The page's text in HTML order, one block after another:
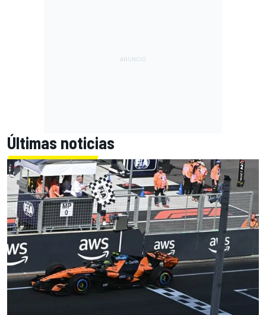
Últimas noticias